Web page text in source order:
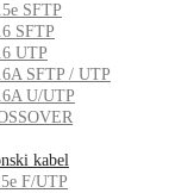
SFTP
SFTP
UTP
SFTP / UTP
U/UTP
kabel
F/UTP